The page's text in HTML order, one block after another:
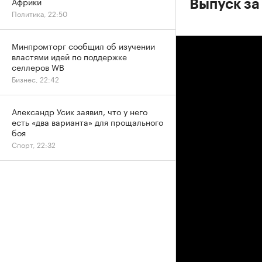
Выпуск
Политика, 22:50
Минпромторг сообщил об изучении
властями идей по поддержке
селлеров WB
Бизнес, 22:42
Александр Усик заявил, что у него
есть «два варианта» для прощального
боя
Спорт, 22:32